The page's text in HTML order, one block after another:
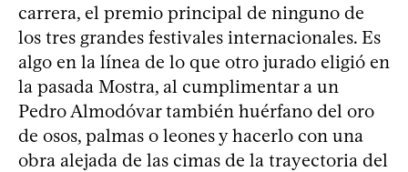
carrera, el premio principal de ninguno de
los tres grandes festivales internacionales. Es
algo en la línea de lo que otro jurado eligió en
la pasada Mostra, al cumplimentar a un
Pedro Almodóvar también huérfano del oro
de osos, palmas o leones y hacerlo con una
obra alejada de las cimas de la trayectoria del